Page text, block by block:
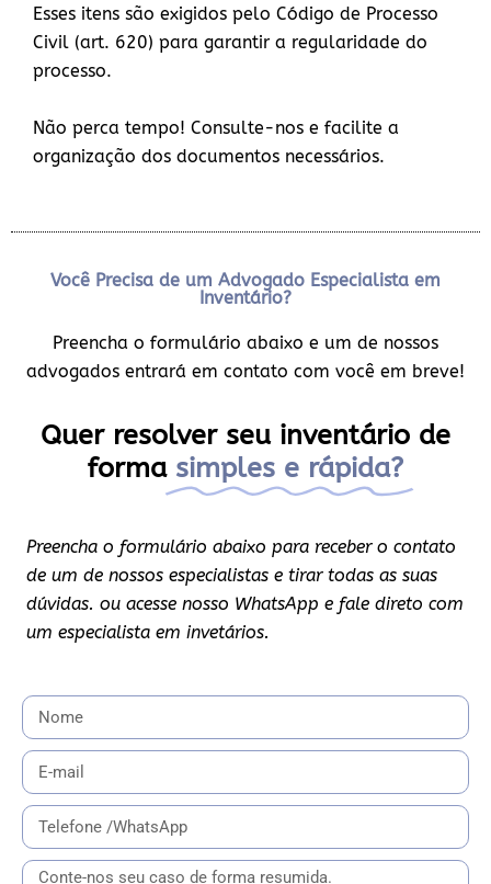
Esses itens são exigidos pelo Código de Processo
Civil (art. 620) para garantir a regularidade do
processo.
Não perca tempo! Consulte-nos e facilite a
organização dos documentos necessários.
Você Precisa de um Advogado Especialista em
Inventário?
Preencha o formulário abaixo e um de nossos
advogados entrará em contato com você em breve!
Quer resolver seu inventário de
forma simples e rápida?
Preencha o formulário abaixo para receber o contato
de um de nossos especialistas e tirar todas as suas
dúvidas. ou acesse nosso WhatsApp e fale direto com
um especialista em invetários.